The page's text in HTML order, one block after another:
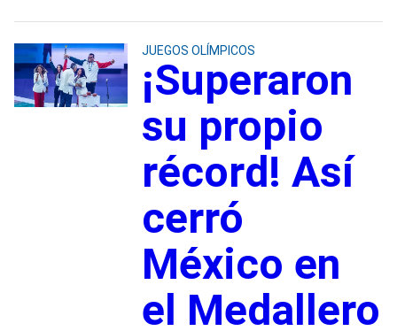
JUEGOS OLÍMPICOS
¡Superaron
su propio
récord! Así
cerró
México en
el Medallero